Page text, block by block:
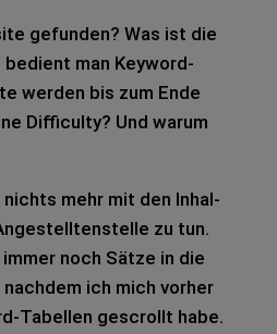
gefun­den? Was ist die
man Key­word-
wer­den bis zum Ende
Dif­fi­cul­ty? Und warum
mehr mit den Inhal­
zu tun.
noch Sätze in die
ich mich vor­her
Tabel­len gescrollt habe.